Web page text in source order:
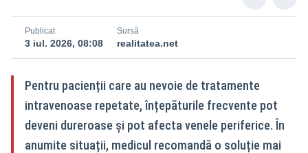
Publicat
3 iul. 2026, 08:08
Sursă
realitatea.net
Pentru pacienții care au nevoie de tratamente
intravenoase repetate, înțepăturile frecvente pot
deveni dureroase și pot afecta venele periferice. În
anumite situații, medicul recomandă o soluție mai